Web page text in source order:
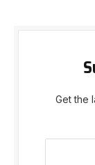
Get the